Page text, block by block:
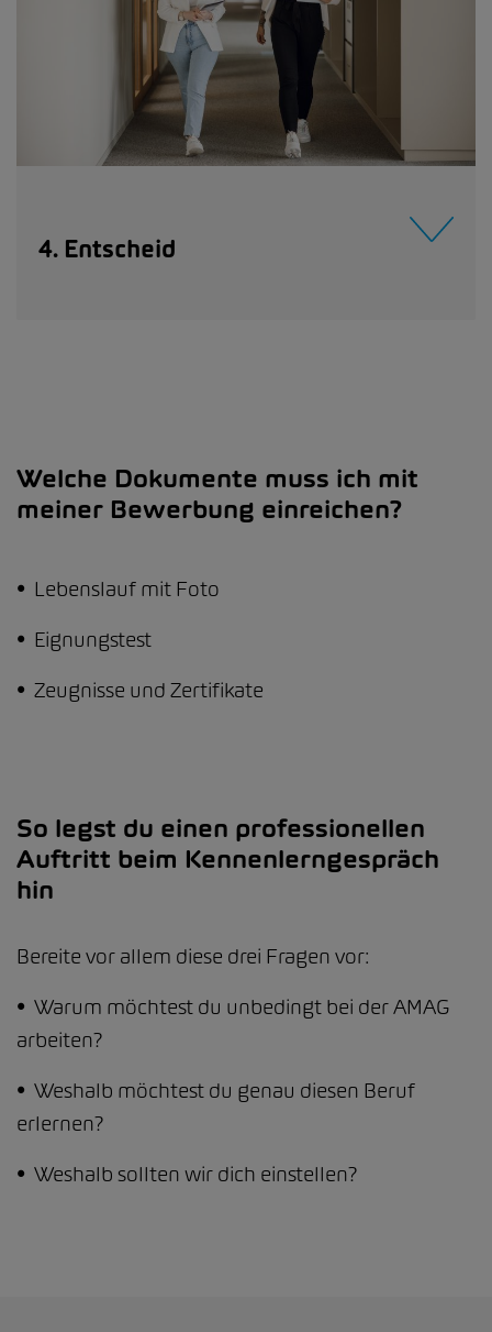
4. Entscheid
Welche Dokumente muss ich mit
meiner Bewerbung einreichen?
• Lebenslauf mit Foto
• Eignungstest
• Zeugnisse und Zertifikate
So legst du einen professionellen
Auftritt beim Kennenlerngespräch
hin
Bereite vor allem diese drei Fragen vor:
• Warum möchtest du unbedingt bei der AMAG
arbeiten?
• Weshalb möchtest du genau diesen Beruf
erlernen?
• Weshalb sollten wir dich einstellen?